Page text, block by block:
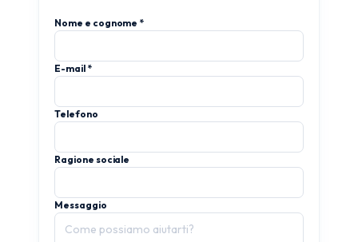
Nome e cognome *
E-mail *
Telefono
Ragione sociale
Messaggio